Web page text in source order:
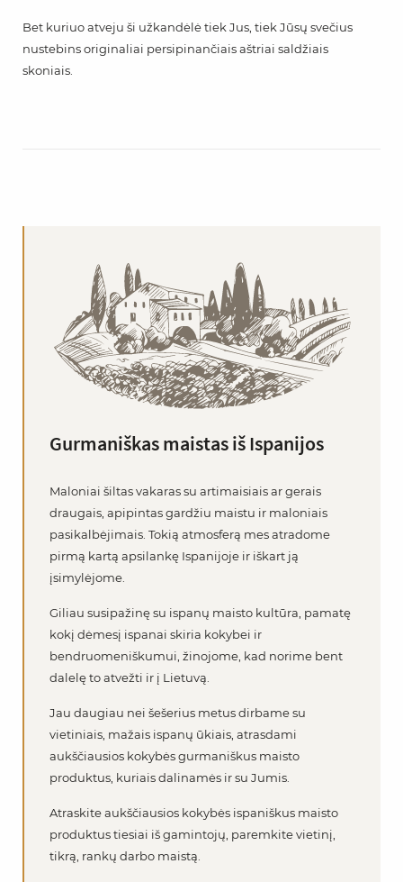
Bet kuriuo atveju ši užkandėlė tiek Jus, tiek Jūsų svečius
nustebins originaliai persipinančiais aštriai saldžiais
skoniais.
Gurmaniškas maistas iš Ispanijos
Maloniai šiltas vakaras su artimaisiais ar gerais
draugais, apipintas gardžiu maistu ir maloniais
pasikalbėjimais. Tokią atmosferą mes atradome
pirmą kartą apsilankę Ispanijoje ir iškart ją
įsimylėjome.
Giliau susipažinę su ispanų maisto kultūra, pamatę
kokį dėmesį ispanai skiria kokybei ir
bendruomeniškumui, žinojome, kad norime bent
dalelę to atvežti ir į Lietuvą.
Jau daugiau nei šešerius metus dirbame su
vietiniais, mažais ispanų ūkiais, atrasdami
aukščiausios kokybės gurmaniškus maisto
produktus, kuriais dalinamės ir su Jumis.
Atraskite aukščiausios kokybės ispaniškus maisto
produktus tiesiai iš gamintojų, paremkite vietinį,
tikrą, rankų darbo maistą.